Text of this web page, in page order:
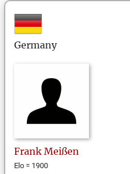
Germany
Frank Meißen
Elo = 1900